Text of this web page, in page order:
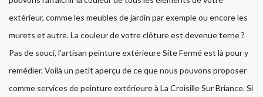
extérieur, comme les meubles de jardin par exemple ou encore les
murets et autre. La couleur de votre clôture est devenue terne ?
Pas de souci, l’artisan peinture extérieure Site Fermé est là pour y
remédier. Voilà un petit aperçu de ce que nous pouvons proposer
comme services de peinture extérieure à La Croisille Sur Briance. Si